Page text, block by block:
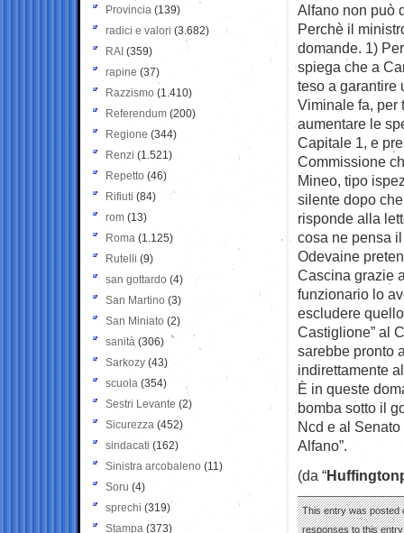
Alfano non può
Perchè il
domande. 1)
spiega che a
teso a garantire
Viminale fa, per
aumentare le
Capitale 1, e
Commissione
Mineo, tipo
silente dopo
risponde alla
cosa ne pensa
Odevaine
Cascina grazie
funzionario lo
escludere
Castiglione” al
sarebbe pronto
indirettamente
È in queste
bomba sotto il
Ncd e al
Alfano”.
(da “
This entry was posted
responses to this
Provincia (139)
radici e valori (3.682)
RAI (359)
rapine (37)
Razzismo (1.410)
Referendum (200)
Regione (344)
Renzi (1.521)
Repetto (46)
Rifiuti (84)
rom (13)
Roma (1.125)
Rutelli (9)
san gottardo (4)
San Martino (3)
San Miniato (2)
sanità (306)
Sarkozy (43)
scuola (354)
Sestri Levante (2)
Sicurezza (452)
sindacati (162)
Sinistra arcobaleno (11)
Soru (4)
sprechi (319)
Stampa (373)